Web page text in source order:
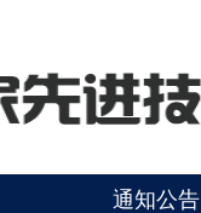
通知公告